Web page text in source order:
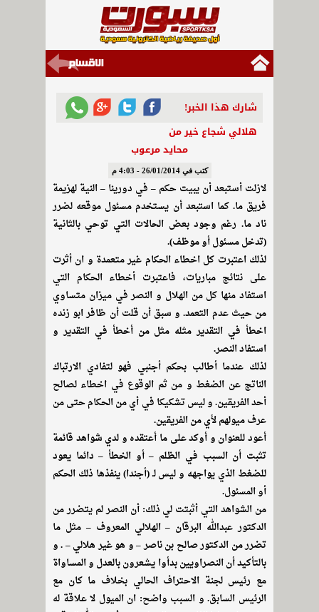
شارك هذا الخبر!
هلالي شجاع خير من
محايد مرعوب
كتب في 26/01/2014 - 4:03 م
لازلت أستبعد أن يبيت حكم – في دورينا – النية لهزيمة
فريق ما. كما استبعد أن يستخدم مسئول موقعه لضرر
ناد ما. رغم وجود بعض الحالات التي توحي بالثانية
(تدخل مسئول أو موظف).
لذلك اعتبرت كل اخطاء الحكام غير متعمدة و ان أثرت
على نتائج مباريات، فاعتبرت أخطاء الحكام التي
استفاد منها كل من الهلال و النصر في ميزان متساوي
من حيث عدم التعمد. و سبق أن قلت أن ظافر ابو زنده
اخطأ في التقدير مثله مثل من أخطأ في التقدير و
استفاد النصر.
لذلك عندما أطالب بحكم أجنبي فهو لتفادي الارتباك
الناتج عن الضغط و من ثم الوقوع في اخطاء لصالح
أحد الفريقين. و ليس تشكيكا في أي من الحكام حتى من
عرف ميولهم لأي من الفريقين.
أعود للعنوان و أوكد على ما أعتقده و لدي شواهد قائمة
تثبت أن السبب في الظلم – أو الخطأ – دائما يعود
للضغط الذي يواجهه و ليس لـ (أجندا) ينفذها ذلك الحكم
أو المسئول.
من الشواهد التي أثبتت لي ذلك: أن النصر لم يتضرر من
الدكتور عبدالله البرقان – الهلالي المعروف – مثل ما
تضرر من الدكتور صالح بن ناصر – و هو غير هلالي – . و
بالتأكيد أن النصراويين بدأوا يشعرون بالعدل و المساواة
مع رئيس لجنة الاحتراف الحالي بخلاف ما كان مع
الرئيس السابق. و السبب واضح: ان الميول لا علاقة له